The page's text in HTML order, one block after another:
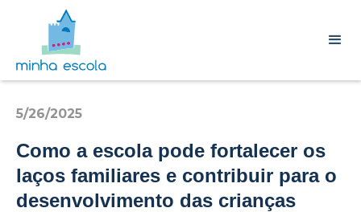
5/26/2025
Como a escola pode fortalecer os
laços familiares e contribuir para o
desenvolvimento das crianças